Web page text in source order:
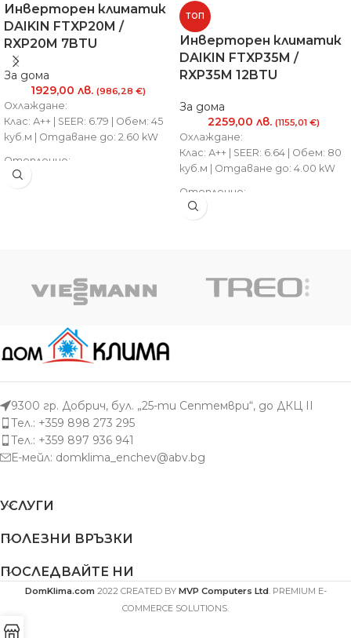
Инверторен климатик
DAIKIN FTXP20M /
RXP20M 7BTU
За дома
1929,00 лв. (986,28 €)
Охлаждане:
Клас: А++ | SEER: 6.79 | Обем: 45
куб.м | Отдаване до: 2.60 kW
Отопление:
Клас: А++ | SCOP: 4.65 | Обем: 40
куб.м | Отдаване до: 3.50 kW
ТОП
Инверторен климатик
DAIKIN FTXP35M /
RXP35M 12BTU
За дома
2259,00 лв. (1155,01 €)
Охлаждане:
Клас: А++ | SEER: 6.64 | Обем: 80
куб.м | Отдаване до: 4.00 kW
Отопление:
Клас: А++ | SCOP: 4.64 | Обем: 70
куб.м | Отдаване до: 4.80 kW
9300 гр. Добрич, бул. „25-ти Септември“, до ДКЦ II
Тел.: +359 898 273 295
Тел.: +359 897 936 941
Е-мейл: domklima_enchev@abv.bg
УСЛУГИ
ПОЛЕЗНИ ВРЪЗКИ
ПОСЛЕДВАЙТЕ НИ
DomKlima.com 2022 CREATED BY MVP Computers Ltd . PREMIUM E-
COMMERCE SOLUTIONS.